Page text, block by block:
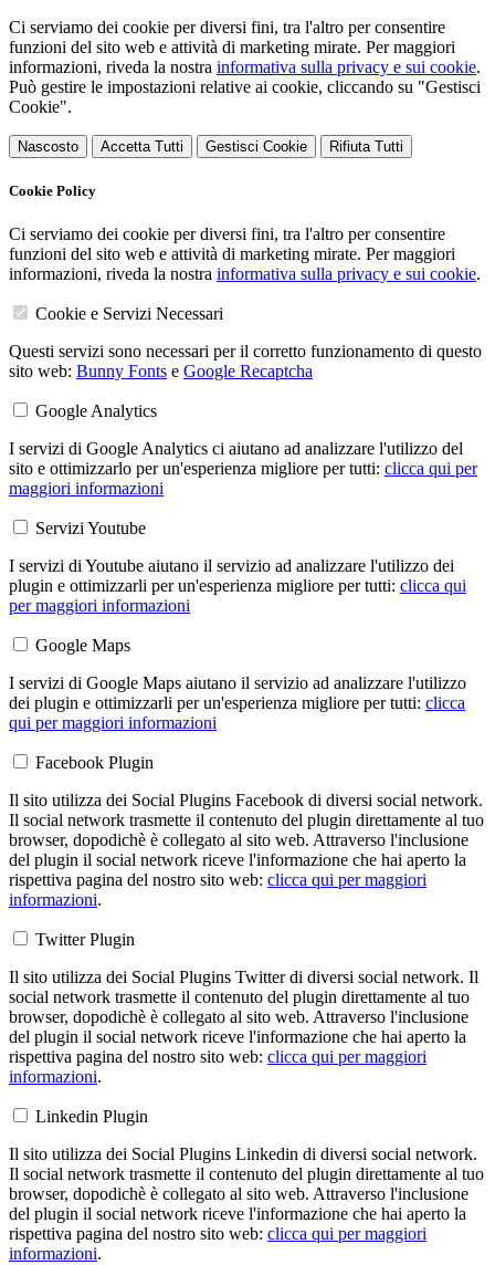
Ci serviamo dei cookie per diversi fini, tra l'altro per consentire
funzioni del sito web e attività di marketing mirate. Per maggiori
informazioni, riveda la nostra informativa sulla privacy e sui cookie.
Può gestire le impostazioni relative ai cookie, cliccando su "Gestisci
Cookie".
Nascosto Accetta Tutti Gestisci Cookie Rifiuta Tutti
Cookie Policy
Ci serviamo dei cookie per diversi fini, tra l'altro per consentire
funzioni del sito web e attività di marketing mirate. Per maggiori
informazioni, riveda la nostra informativa sulla privacy e sui cookie.
Cookie e Servizi Necessari
Questi servizi sono necessari per il corretto funzionamento di questo
sito web: Bunny Fonts e Google Recaptcha
Google Analytics
I servizi di Google Analytics ci aiutano ad analizzare l'utilizzo del
sito e ottimizzarlo per un'esperienza migliore per tutti: clicca qui per
maggiori informazioni
Servizi Youtube
I servizi di Youtube aiutano il servizio ad analizzare l'utilizzo dei
plugin e ottimizzarli per un'esperienza migliore per tutti: clicca qui
per maggiori informazioni
Google Maps
I servizi di Google Maps aiutano il servizio ad analizzare l'utilizzo
dei plugin e ottimizzarli per un'esperienza migliore per tutti: clicca
qui per maggiori informazioni
Facebook Plugin
Il sito utilizza dei Social Plugins Facebook di diversi social network.
Il social network trasmette il contenuto del plugin direttamente al tuo
browser, dopodichè è collegato al sito web. Attraverso l'inclusione
del plugin il social network riceve l'informazione che hai aperto la
rispettiva pagina del nostro sito web: clicca qui per maggiori
informazioni.
Twitter Plugin
Il sito utilizza dei Social Plugins Twitter di diversi social network. Il
social network trasmette il contenuto del plugin direttamente al tuo
browser, dopodichè è collegato al sito web. Attraverso l'inclusione
del plugin il social network riceve l'informazione che hai aperto la
rispettiva pagina del nostro sito web: clicca qui per maggiori
informazioni.
Linkedin Plugin
Il sito utilizza dei Social Plugins Linkedin di diversi social network.
Il social network trasmette il contenuto del plugin direttamente al tuo
browser, dopodichè è collegato al sito web. Attraverso l'inclusione
del plugin il social network riceve l'informazione che hai aperto la
rispettiva pagina del nostro sito web: clicca qui per maggiori
informazioni.